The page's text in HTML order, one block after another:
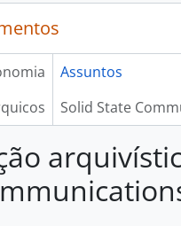
Assuntos
Solid State